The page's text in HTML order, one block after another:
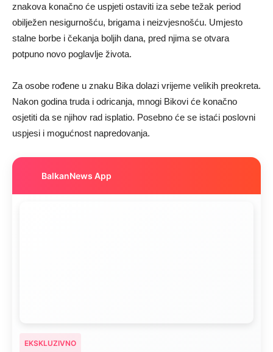
znakova konačno će uspjeti ostaviti iza sebe težak period
obilježen nesigurnošću, brigama i neizvjesnošću. Umjesto
stalne borbe i čekanja boljih dana, pred njima se otvara
potpuno novo poglavlje života.
Za osobe rođene u znaku Bika dolazi vrijeme velikih preokreta.
Nakon godina truda i odricanja, mnogi Bikovi će konačno
osjetiti da se njihov rad isplatio. Posebno će se istaći poslovni
uspjesi i mogućnost napredovanja.
BalkanNews App
EKSKLUZIVNO